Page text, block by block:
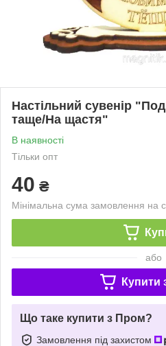
Настільний сувенір
таще/На щастя"
В наявності
Тільки опт
40 ₴
Мінімальна сума замовлення на
або
Купити
Що таке купити з Пром?
Замовлення під захистом